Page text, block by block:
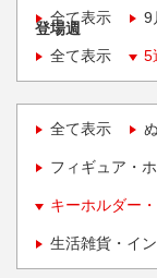
全て表示
9
登場週
全て表示
5
全て表示
フィギュア・
キーホルダー
生活雑貨・イ